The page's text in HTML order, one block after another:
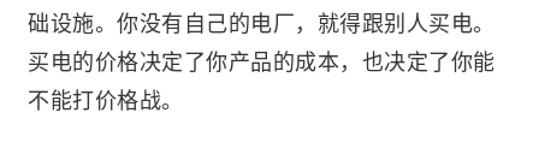
础设施。你没有自己的电厂，就得跟别人买电。
买电的价格决定了你产品的成本，也决定了你能
不能打价格战。